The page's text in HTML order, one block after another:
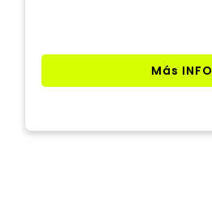
Más INFO